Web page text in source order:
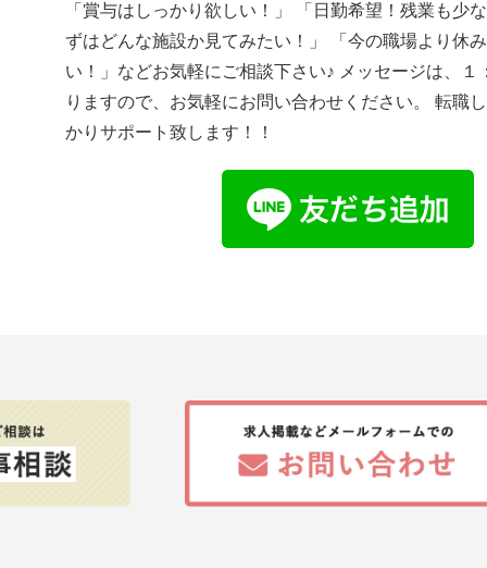
「賞与はしっかり欲しい！」 「日勤希望！残業も少
ずはどんな施設か見てみたい！」 「今の職場より休
い！」などお気軽にご相談下さい♪ メッセージは、１
りますので、お気軽にお問い合わせください。 転職
かりサポート致します！！